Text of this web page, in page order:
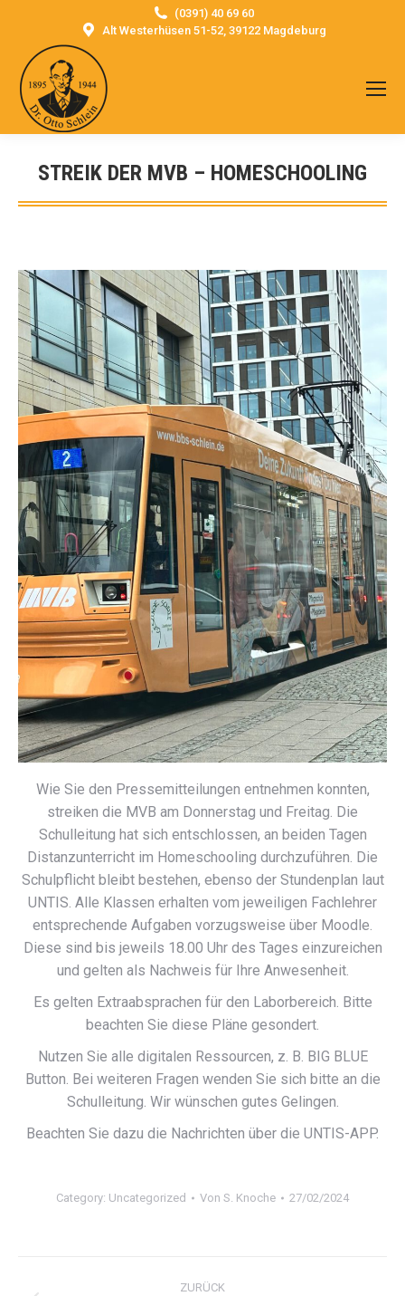
(0391) 40 69 60
Alt Westerhüsen 51-52, 39122 Magdeburg
STREIK DER MVB – HOMESCHOOLING
Sie befinden sich hier:
Wie Sie den Pressemitteilungen entnehmen konnten,
streiken die MVB am Donnerstag und Freitag. Die
Schulleitung hat sich entschlossen, an beiden Tagen
Distanzunterricht im Homeschooling durchzuführen. Die
Schulpflicht bleibt bestehen, ebenso der Stundenplan laut
UNTIS. Alle Klassen erhalten vom jeweiligen Fachlehrer
entsprechende Aufgaben vorzugsweise über Moodle.
Diese sind bis jeweils 18.00 Uhr des Tages einzureichen
und gelten als Nachweis für Ihre Anwesenheit.
Es gelten Extraabsprachen für den Laborbereich. Bitte
beachten Sie diese Pläne gesondert.
Nutzen Sie alle digitalen Ressourcen, z. B. BIG BLUE
Button. Bei weiteren Fragen wenden Sie sich bitte an die
Schulleitung. Wir wünschen gutes Gelingen.
Beachten Sie dazu die Nachrichten über die UNTIS-APP.
Category: Uncategorized Von S. Knoche 27/02/2024
Kommentarnavigation
ZURÜCK